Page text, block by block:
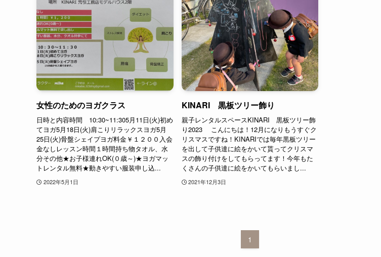
女性のためのヨガクラス
日時と内容時間 10:30~11:305月11日(火)初め
てヨガ5月18日(火)肩こりリラックスヨガ5月
25日(火)骨盤シェイプヨガ料金￥１２００入会
金なしレッスン時間１時間持ち物タオル、水
分その他★お子様連れOK(０歳～)★ヨガマッ
トレンタル無料★動きやすい服装申し込...
2022年5月1日
KINARI 黒板ツリー飾り
親子レンタルスペースKINARI 黒板ツリー飾
り2023 こんにちは！12月になりもうすぐク
リスマスですね！KINARIでは毎年黒板ツリー
を出して子供達に絵をかいて貰ってクリスマ
スの飾り付けをしてもらってます！今年もた
くさんの子供達に絵をかいてもらいまし...
2021年12月3日
1